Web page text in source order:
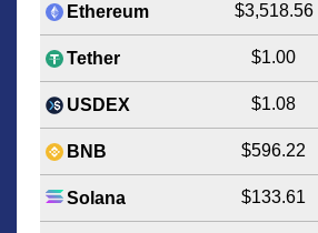
Ethereum $3,518.56
Tether $1.00
USDEX $1.08
BNB $596.22
Solana $133.61